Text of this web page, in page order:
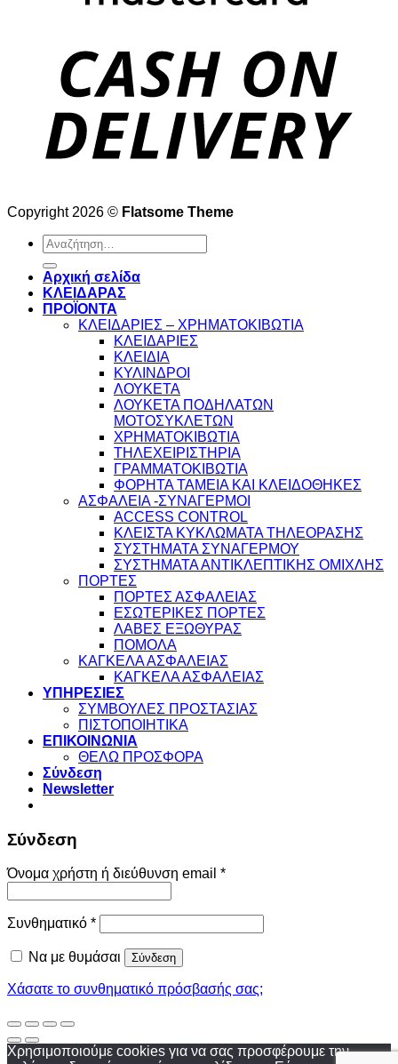
Copyright 2026 © Flatsome Theme
Αναζήτηση
για:
Αρχική σελίδα
ΚΛΕΙΔΑΡΑΣ
ΠΡΟΪΟΝΤΑ
ΚΛΕΙΔΑΡΙΕΣ – ΧΡΗΜΑΤΟΚΙΒΩΤΙΑ
ΚΛΕΙΔΑΡΙΕΣ
ΚΛΕΙΔΙΑ
ΚΥΛΙΝΔΡΟΙ
ΛΟΥΚΕΤΑ
ΛΟΥΚΕΤΑ ΠΟΔΗΛΑΤΩΝ
ΜΟΤΟΣΥΚΛΕΤΩΝ
ΧΡΗΜΑΤΟΚΙΒΩΤΙΑ
ΤΗΛΕΧΕΙΡΙΣΤΗΡΙΑ
ΓΡΑΜΜΑΤΟΚΙΒΩΤΙΑ
ΦΟΡΗΤΑ ΤΑΜΕΙΑ ΚΑΙ ΚΛΕΙΔΟΘΗΚΕΣ
ΑΣΦΑΛΕΙΑ -ΣΥΝΑΓΕΡΜΟΙ
ACCESS CONTROL
ΚΛΕΙΣΤΑ ΚΥΚΛΩΜΑΤΑ ΤΗΛΕΟΡΑΣΗΣ
ΣΥΣΤΗΜΑΤΑ ΣΥΝΑΓΕΡΜΟΥ
ΣΥΣΤΗΜΑΤΑ ΑΝΤΙΚΛΕΠΤΙΚΗΣ ΟΜΙΧΛΗΣ
ΠΟΡΤΕΣ
ΠΟΡΤΕΣ ΑΣΦΑΛΕΙΑΣ
ΕΣΩΤΕΡΙΚΕΣ ΠΟΡΤΕΣ
ΛΑΒΕΣ ΕΞΩΘΥΡΑΣ
ΠΟΜΟΛΑ
ΚΑΓΚΕΛΑ ΑΣΦΑΛΕΙΑΣ
ΚΑΓΚΕΛΑ ΑΣΦΑΛΕΙΑΣ
ΥΠΗΡΕΣΙΕΣ
ΣΥΜΒΟΥΛΕΣ ΠΡΟΣΤΑΣΙΑΣ
ΠΙΣΤΟΠΟΙΗΤΙΚΑ
ΕΠΙΚΟΙΝΩΝΙΑ
ΘΕΛΩ ΠΡΟΣΦΟΡΑ
Σύνδεση
Newsletter
Σύνδεση
Όνομα χρήστη ή διεύθυνση email *Απαιτείται
Συνθηματικό *Απαιτείται
Να με θυμάσαι Σύνδεση
Χάσατε το συνθηματικό πρόσβασής σας;
Χρησιμοποιούμε cookies για να σας προσφέρουμε την